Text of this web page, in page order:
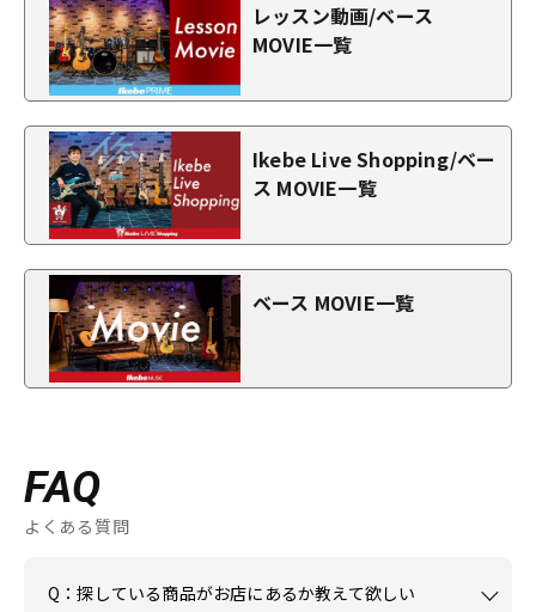
レッスン動画/ベース
MOVIE一覧
Ikebe Live Shopping/ベー
ス MOVIE一覧
ベース MOVIE一覧
FAQ
よくある質問
Q：探している商品がお店にあるか教えて欲しい